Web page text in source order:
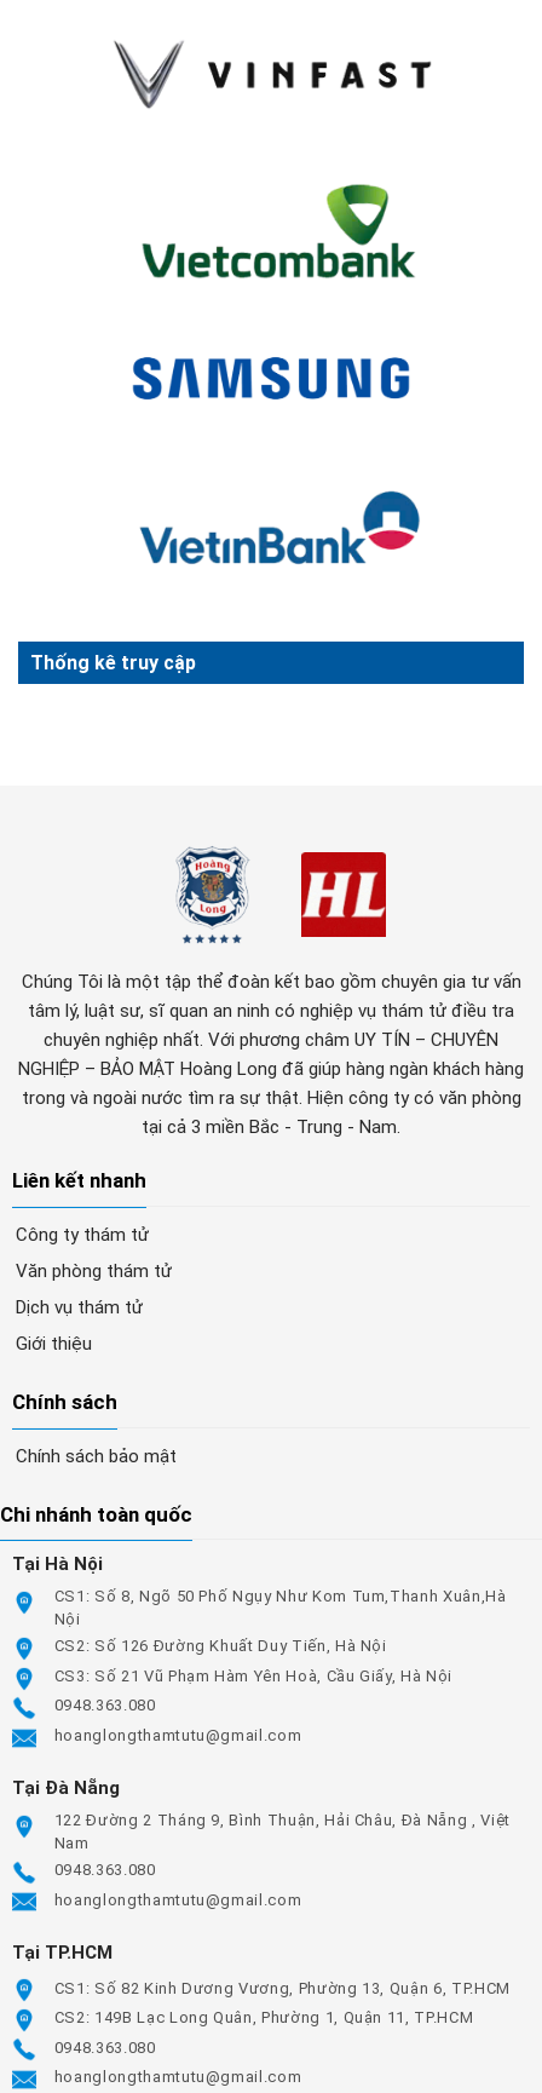
Thống kê truy cập
Chúng Tôi là một tập thể đoàn kết bao gồm chuyên gia tư vấn
tâm lý, luật sư, sĩ quan an ninh có nghiệp vụ thám tử điều tra
chuyên nghiệp nhất. Với phương châm UY TÍN – CHUYÊN
NGHIỆP – BẢO MẬT Hoàng Long đã giúp hàng ngàn khách hàng
trong và ngoài nước tìm ra sự thật. Hiện công ty có văn phòng
tại cả 3 miền Bắc - Trung - Nam.
Liên kết nhanh
Công ty thám tử
Văn phòng thám tử
Dịch vụ thám tử
Giới thiệu
Chính sách
Chính sách bảo mật
Chi nhánh toàn quốc
Tại Hà Nội
CS1: Số 8, Ngõ 50 Phố Ngụy Như Kom Tum,Thanh Xuân,Hà
Nội
CS2: Số 126 Đường Khuất Duy Tiến, Hà Nội
CS3: Số 21 Vũ Phạm Hàm Yên Hoà, Cầu Giấy, Hà Nội
0948.363.080
hoanglongthamtutu@gmail.com
Tại Đà Nẵng
122 Đường 2 Tháng 9, Bình Thuận, Hải Châu, Đà Nẵng , Việt
Nam
0948.363.080
hoanglongthamtutu@gmail.com
Tại TP.HCM
CS1: Số 82 Kinh Dương Vương, Phường 13, Quận 6, TP.HCM
CS2: 149B Lạc Long Quân, Phường 1, Quận 11, TP.HCM
0948.363.080
hoanglongthamtutu@gmail.com